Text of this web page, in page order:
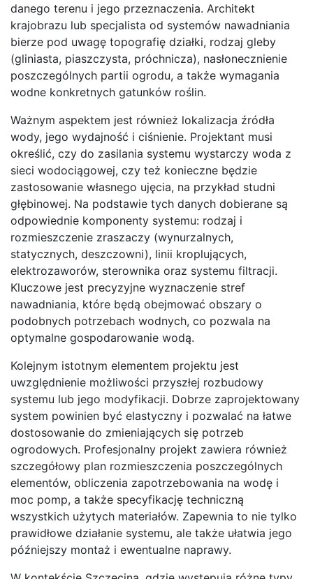
danego terenu i jego przeznaczenia. Architekt
krajobrazu lub specjalista od systemów nawadniania
bierze pod uwagę topografię działki, rodzaj gleby
(gliniasta, piaszczysta, próchnicza), nasłonecznienie
poszczególnych partii ogrodu, a także wymagania
wodne konkretnych gatunków roślin.
Ważnym aspektem jest również lokalizacja źródła
wody, jego wydajność i ciśnienie. Projektant musi
określić, czy do zasilania systemu wystarczy woda z
sieci wodociągowej, czy też konieczne będzie
zastosowanie własnego ujęcia, na przykład studni
głębinowej. Na podstawie tych danych dobierane są
odpowiednie komponenty systemu: rodzaj i
rozmieszczenie zraszaczy (wynurzalnych,
statycznych, deszczowni), linii kroplujących,
elektrozaworów, sterownika oraz systemu filtracji.
Kluczowe jest precyzyjne wyznaczenie stref
nawadniania, które będą obejmować obszary o
podobnych potrzebach wodnych, co pozwala na
optymalne gospodarowanie wodą.
Kolejnym istotnym elementem projektu jest
uwzględnienie możliwości przyszłej rozbudowy
systemu lub jego modyfikacji. Dobrze zaprojektowany
system powinien być elastyczny i pozwalać na łatwe
dostosowanie do zmieniających się potrzeb
ogrodowych. Profesjonalny projekt zawiera również
szczegółowy plan rozmieszczenia poszczególnych
elementów, obliczenia zapotrzebowania na wodę i
moc pomp, a także specyfikację techniczną
wszystkich użytych materiałów. Zapewnia to nie tylko
prawidłowe działanie systemu, ale także ułatwia jego
późniejszy montaż i ewentualne naprawy.